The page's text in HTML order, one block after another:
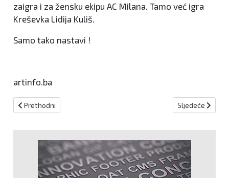
zaigra i za žensku ekipu AC Milana. Tamo već igra
Kreševka Lidija Kuliš.
Samo tako nastavi !
artinfo.ba
Prethodni članak: SN90+ : Poznati prvi sudionici drugog kruga !
Prethodni Sljedeći članak:
Sljedeće